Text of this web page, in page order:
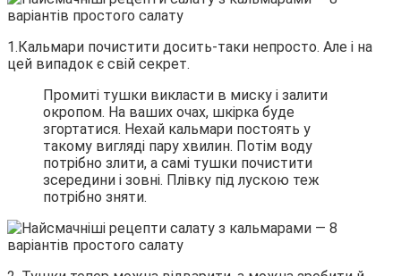
1.Кальмари почистити досить-таки непросто. Але і на
цей випадок є свій секрет.
Промиті тушки викласти в миску і залити
окропом. На ваших очах, шкірка буде
згортатися. Нехай кальмари постоять у
такому вигляді пару хвилин. Потім воду
потрібно злити, а самі тушки почистити
зсередини і зовні. Плівку під лускою теж
потрібно зняти.